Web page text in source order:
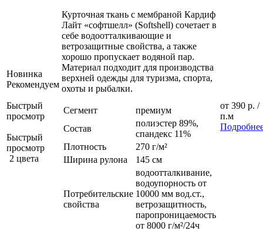
Новинка
Рекомендуем
Быстрый
просмотр
Быстрый
просмотр
2 цвета
Курточная ткань с мембраной Кардиф
Лайт «софтшелл» (Softshell) сочетает в
себе водоотталкивающие и
ветрозащитные свойства, а также
хорошо пропускает водяной пар.
Материал подходит для производства
верхней одежды для туризма, спорта,
охоты и рыбалки.
Сегмент
премиум
Состав
полиэстер 89%,
спандекс 11%
Плотность
270 г/м²
Ширина рулона
145 см
Потребительские
свойства
водоотталкивание,
водоупорность от
10000 мм вод.ст.,
ветрозащитность,
паропроницаемость
от 8000 г/м²/24ч
от 390 р. /
п.м